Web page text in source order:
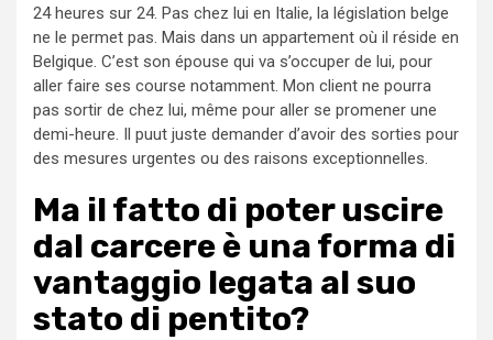
24 heures sur 24. Pas chez lui en Italie, la législation belge
ne le permet pas. Mais dans un appartement où il réside en
Belgique. C’est son épouse qui va s’occuper de lui, pour
aller faire ses course notamment. Mon client ne pourra
pas sortir de chez lui, même pour aller se promener une
demi-heure. Il puut juste demander d’avoir des sorties pour
des mesures urgentes ou des raisons exceptionnelles.
Ma il fatto di poter uscire
dal carcere è una forma di
vantaggio legata al suo
stato di pentito?